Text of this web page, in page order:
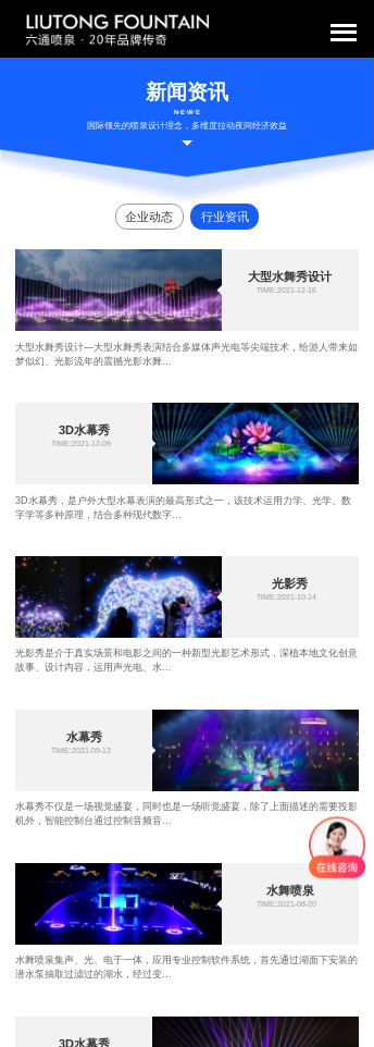
新闻资讯
N·E·W·E
国际领先的喷泉设计理念，多维度拉动夜间经济效益
企业动态 行业资讯
大型水舞秀设计
TIME:2021-12-16
大型水舞秀设计—大型水舞秀表演结合多媒体声光电等尖端技术，给游人带来如
梦似幻、光影流年的震撼光影水舞...
3D水幕秀
TIME:2021-12-09
3D水幕秀，是户外大型水幕表演的最高形式之一，该技术运用力学、光学、数
字学等多种原理，结合多种现代数字...
光影秀
TIME:2021-10-14
光影秀是介于真实场景和电影之间的一种新型光影艺术形式，深植本地文化创意
故事、设计内容，运用声光电、水...
水幕秀
TIME:2021-09-13
水幕秀不仅是一场视觉盛宴，同时也是一场听觉盛宴，除了上面描述的需要投影
机外，智能控制台通过控制音频音...
水舞喷泉
TIME:2021-08-20
水舞喷泉集声、光、电于一体，应用专业控制软件系统，首先通过湖面下安装的
潜水泵抽取过滤过的湖水，经过变...
3D水幕秀